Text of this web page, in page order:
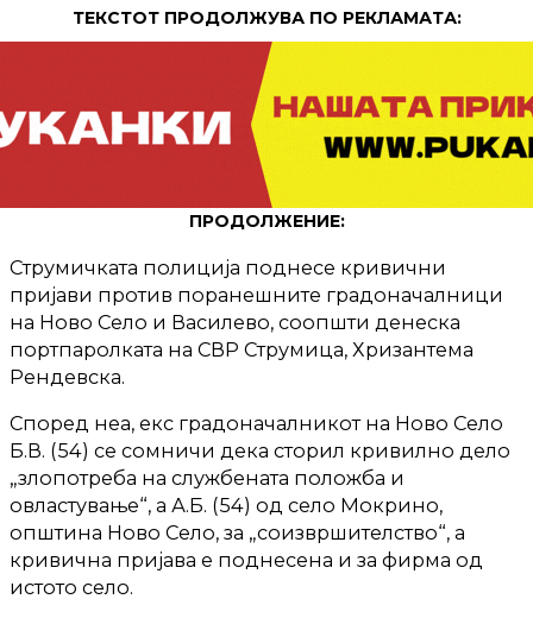
ТЕКСТОТ ПРОДОЛЖУВА ПО РЕКЛАМАТА:
ПРОДОЛЖЕНИЕ:
Струмичката полиција поднесе кривични
пријави против поранешните градоначалници
на Ново Село и Василево, соопшти денеска
портпаролката на СВР Струмица, Хризантема
Рендевска.
Според неа, екс градоначалникот на Ново Село
Б.В. (54) се сомничи дека сторил кривилно дело
„злопотреба на службената положба и
овластување“, а А.Б. (54) од село Мокрино,
општина Ново Село, за „соизвршителство“, а
кривична пријава е поднесена и за фирма од
истото село.